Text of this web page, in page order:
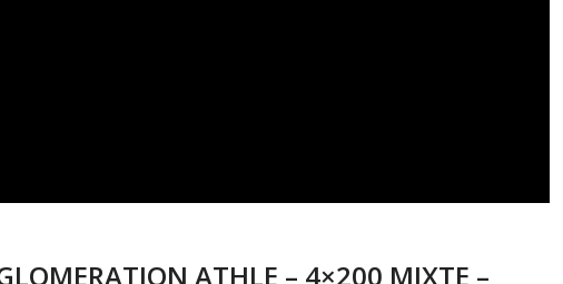
ATHLE – 4×200 MIXTE –